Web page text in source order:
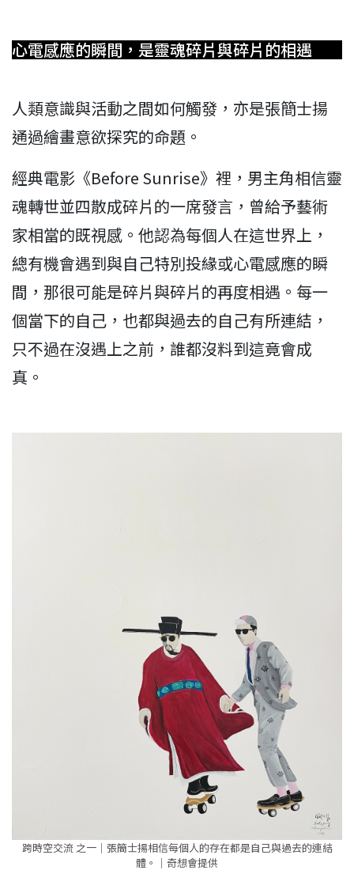
心電感應的瞬間，是靈魂碎片與碎片的相遇
人類意識與活動之間如何觸發，亦是張簡士揚
通過繪畫意欲探究的命題。
經典電影《Before Sunrise》裡，男主角相信靈
魂轉世並四散成碎片的一席發言，曾給予藝術
家相當的既視感。他認為每個人在這世界上，
總有機會遇到與自己特別投緣或心電感應的瞬
間，那很可能是碎片與碎片的再度相遇。每一
個當下的自己，也都與過去的自己有所連結，
只不過在沒遇上之前，誰都沒料到這竟會成
真。
跨時空交流 之一｜張簡士揚相信每個人的存在都是自己與過去的連結
體。｜奇想會提供